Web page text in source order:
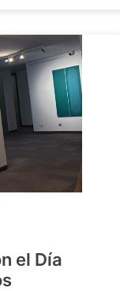
el Día